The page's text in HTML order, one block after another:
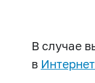
В случае
в